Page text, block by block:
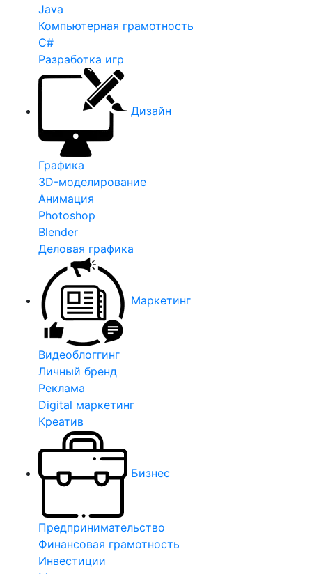
Java
Компьютерная грамотность
C#
Разработка игр
Дизайн
Графика
3D-моделирование
Анимация
Photoshop
Blender
Деловая графика
Маркетинг
Видеоблоггинг
Личный бренд
Реклама
Digital маркетинг
Креатив
Бизнес
Предпринимательство
Финансовая грамотность
Инвестиции